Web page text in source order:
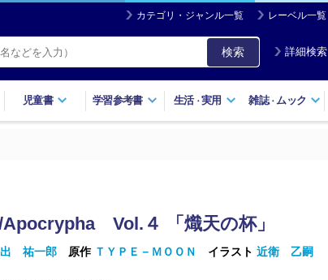
カテゴリ・ジャンル一覧 レーベル一覧
検索 詳細検索
児童書 学習参考書 生活・実用 雑誌・ ムック
Apocrypha Vol.４ 「熾天の杯」
祐一郎 原作 ＴＹＰＥ－ＭＯＯＮ イラスト 近衛 乙嗣